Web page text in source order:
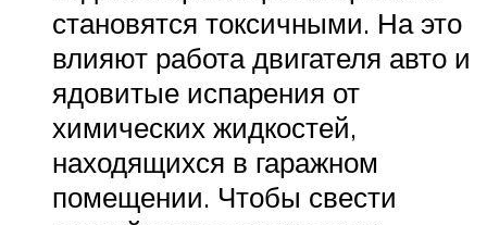
становятся токсичными. На это
влияют работа двигателя авто и
ядовитые испарения от
химических жидкостей,
находящихся в гаражном
помещении. Чтобы свести